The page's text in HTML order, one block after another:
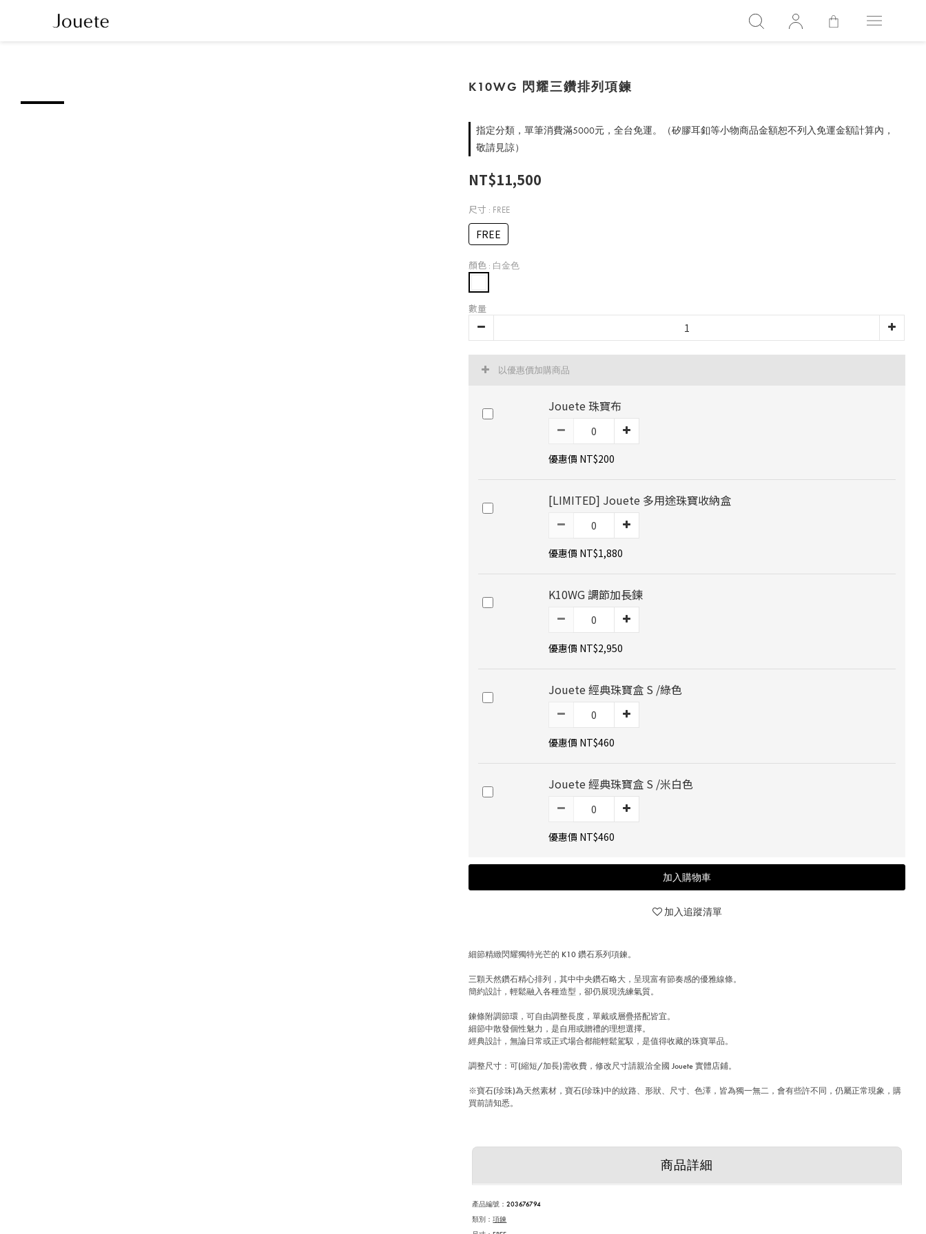
K10WG 閃耀三鑽排列項鍊
指定分類，單筆消費滿5000元，全台免運。（矽膠耳釦等小物商品金額恕不列入免運金額計算內，
敬請見諒）
NT$11,500
尺寸 : FREE
FREE
顏色 : 白金色
數量
以優惠價加購商品
Jouete 珠寶布
優惠價 NT$200
[LIMITED] Jouete 多用途珠寶收納盒
優惠價 NT$1,880
K10WG 調節加長鍊
優惠價 NT$2,950
Jouete 經典珠寶盒 S /綠色
優惠價 NT$460
Jouete 經典珠寶盒 S /米白色
優惠價 NT$460
加入購物車
加入追蹤清單
細節精緻閃耀獨特光芒的 K10 鑽石系列項鍊。
三顆天然鑽石精心排列，其中中央鑽石略大，呈現富有節奏感的優雅線條。
簡約設計，輕鬆融入各種造型，卻仍展現洗練氣質。
鍊條附調節環，可自由調整長度，單戴或層疊搭配皆宜。
細節中散發個性魅力，是自用或贈禮的理想選擇。
經典設計，無論日常或正式場合都能輕鬆駕馭，是值得收藏的珠寶單品。
調整尺寸：可(縮短/加長)需收費，修改尺寸請親洽全國 Jouete 實體店鋪。
※寶石(珍珠)為天然素材，寶石(珍珠)中的紋路、形狀、尺寸、色澤，皆為獨一無二，會有些許不同，仍屬正常現象，購
買前請知悉。
商品詳細
產品編號 ：203676794
類別：項鍊